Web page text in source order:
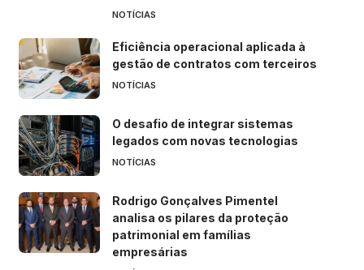
NOTÍCIAS
Eficiência operacional aplicada à
gestão de contratos com terceiros
NOTÍCIAS
O desafio de integrar sistemas
legados com novas tecnologias
NOTÍCIAS
Rodrigo Gonçalves Pimentel
analisa os pilares da proteção
patrimonial em famílias
empresárias